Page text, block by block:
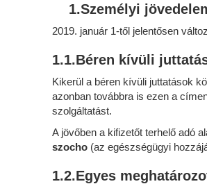
1.Személyi
2019. január 1-től jelentősen
1.1.Béren kívüli
Kikerül a béren kívüli juttatások
azonban továbbra is ezen a
szolgáltatást.
A jövőben a kifizetőt terhelő adó
szocho (az egészségügyi
1.2.Egyes